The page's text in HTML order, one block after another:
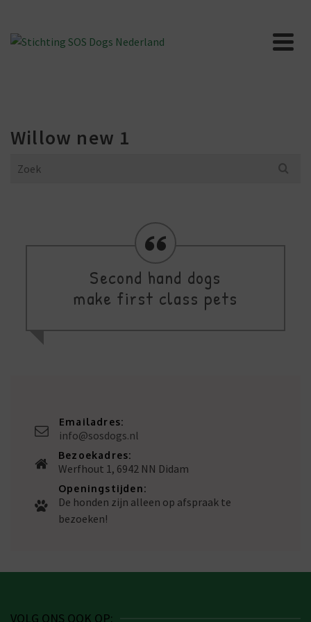
Willow new 1
Search
Second hand dogs
make first class pets
Emailadres:
info@sosdogs.nl
Bezoekadres:
Werfhout 1, 6942 NN Didam
Openingstijden:
De honden zijn alleen op afspraak te
bezoeken!
VOLG ONS OOK OP: